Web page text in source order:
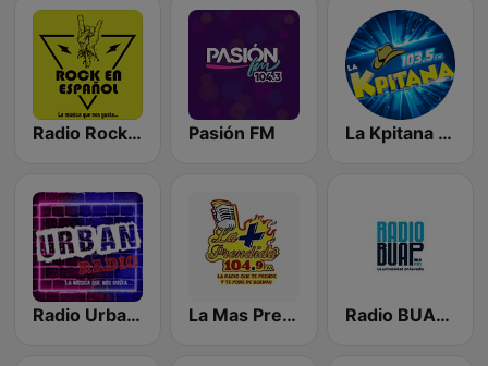
Radio Rock en Español México Pasión FM La Kpitana 103.5 FM
Radio Urban México La Mas Prendida 104.9 FM Radio BUAP 96.9 FM